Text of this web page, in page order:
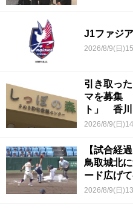
J1ファジ
2026/8/9(日
引き取っ
マを募集
ト」 香川
2026/8/9(日
【試合経
鳥取城北
ード広げ
2026/8/9(日